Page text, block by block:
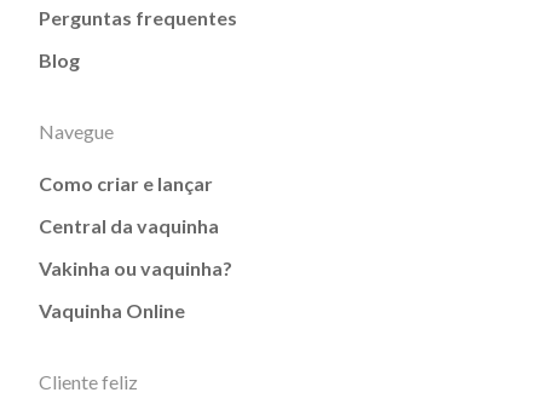
Perguntas frequentes
Blog
Navegue
Como criar e lançar
Central da vaquinha
Vakinha ou vaquinha?
Vaquinha Online
Cliente feliz